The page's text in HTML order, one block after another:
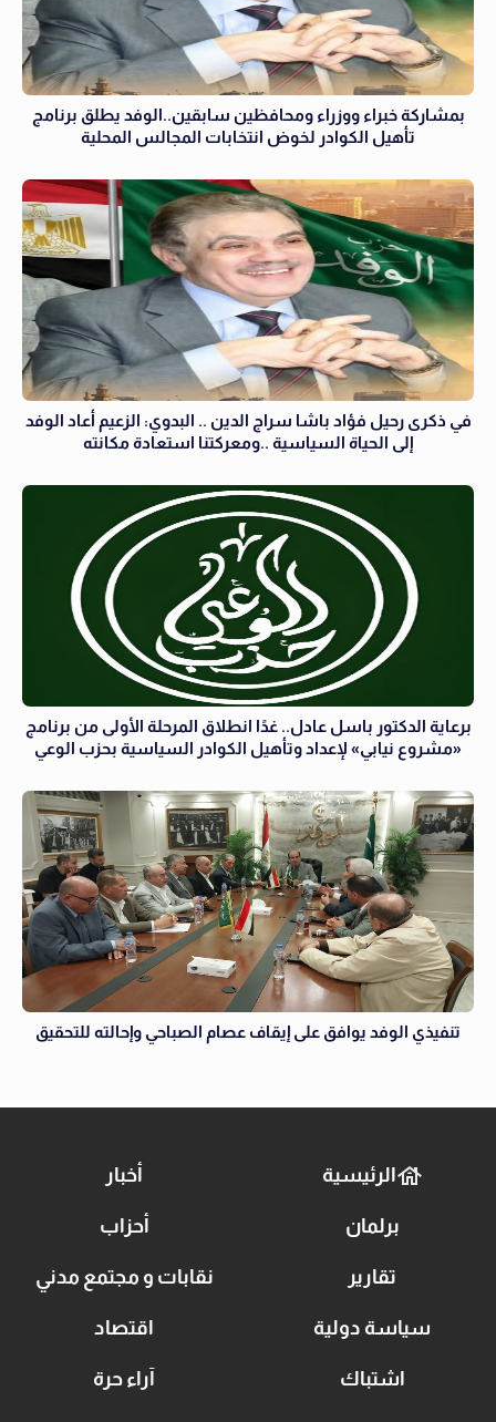
بمشاركة خبراء ووزراء ومحافظين سابقين..الوفد يطلق برنامج
تأهيل الكوادر لخوض انتخابات المجالس المحلية
في ذكرى رحيل فؤاد باشا سراج الدين .. البدوي: الزعيم أعاد الوفد
إلى الحياة السياسية ..ومعركتنا استعادة مكانته
برعاية الدكتور باسل عادل.. غدًا انطلاق المرحلة الأولى من برنامج
«مشروع نيابي» لإعداد وتأهيل الكوادر السياسية بحزب الوعي
تنفيذي الوفد يوافق على إيقاف عصام الصباحي وإحالته للتحقيق
الرئيسية أخبار
برلمان أحزاب
تقارير نقابات و مجتمع مدني
سياسة دولية اقتصاد
اشتباك آراء حرة